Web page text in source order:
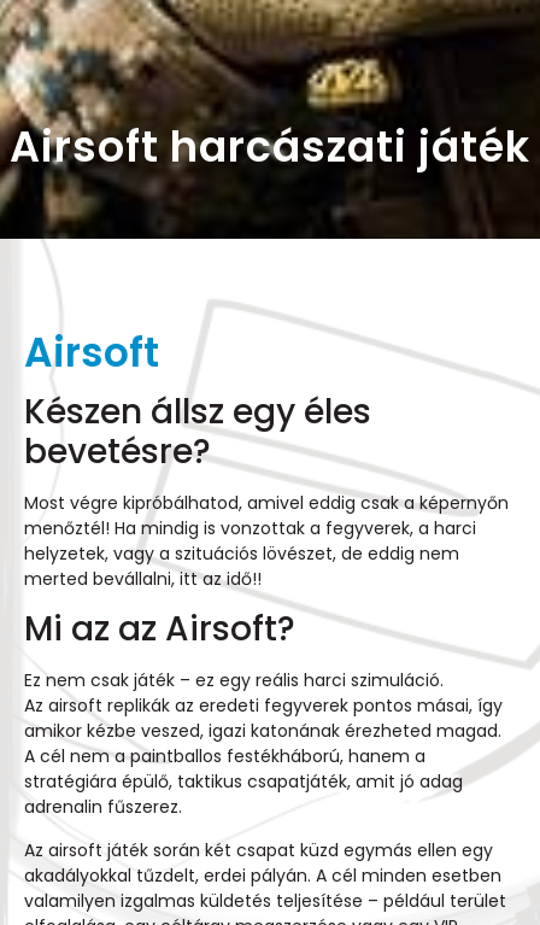
Airsoft harcászati játék
Airsoft
Készen állsz egy éles
bevetésre?
Most végre kipróbálhatod, amivel eddig csak a képernyőn
menőztél! Ha mindig is vonzottak a fegyverek, a harci
helyzetek, vagy a szituációs lövészet, de eddig nem
merted bevállalni, itt az idő!!
Mi az az Airsoft?
Ez nem csak játék – ez egy reális harci szimuláció.
Az airsoft replikák az eredeti fegyverek pontos másai, így
amikor kézbe veszed, igazi katonának érezheted magad.
A cél nem a paintballos festékháború, hanem a
stratégiára épülő, taktikus csapatjáték, amit jó adag
adrenalin fűszerez.
Az airsoft játék során két csapat küzd egymás ellen egy
akadályokkal tűzdelt, erdei pályán. A cél minden esetben
valamilyen izgalmas küldetés teljesítése – például terület